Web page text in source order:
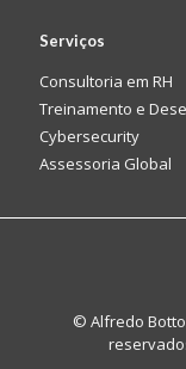
Serviços
Consultoria em RH
Treinamento e
Cybersecurity
Assessoria Global
© Alfredo